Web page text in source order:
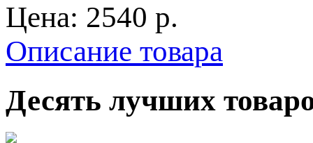
Цена: 2540 p.
Описание товара
Десять лучших